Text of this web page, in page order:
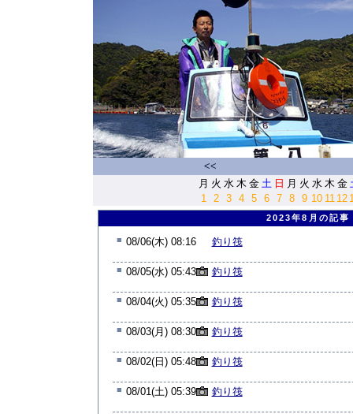
<<
月 火 水 木 金 土 日 月 火 水 木 金
1
2 3 4 5 6 7 8 9 10 11 12
2023年8月の記事
■ 08/06(木) 08:16 釣り筏
■ 08/05(水) 05:43 釣り筏
■ 08/04(火) 05:35 釣り筏
■ 08/03(月) 08:30 釣り筏
■ 08/02(日) 05:48 釣り筏
■ 08/01(土) 05:39 釣り筏